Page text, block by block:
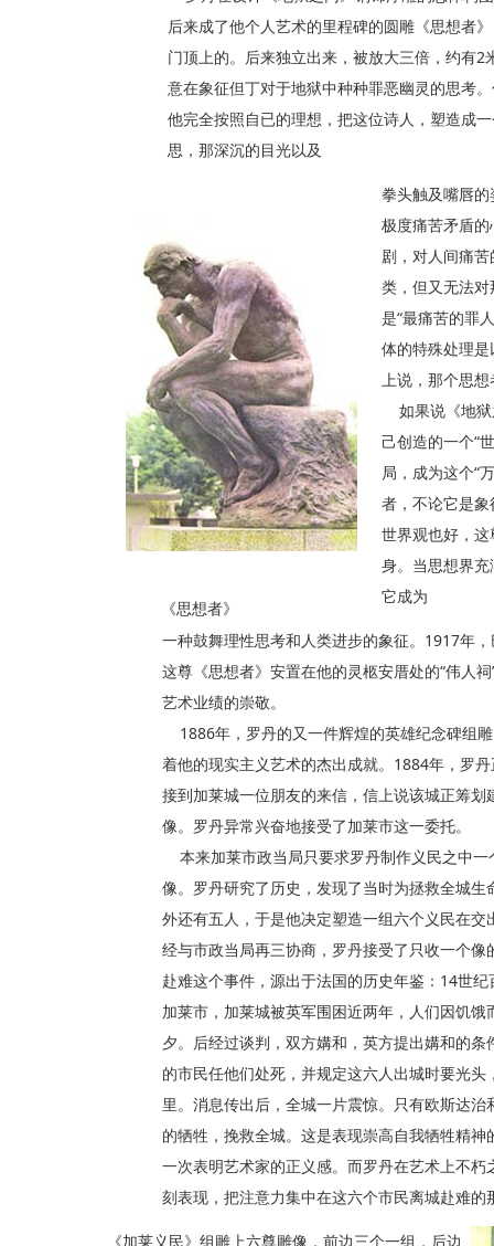
后来成了他个人艺术的里程碑的圆雕《思想者
门顶上的。后来独立出来，被放大三倍，约有
意在象征但丁对于地狱中种种罪恶幽灵的思考
他完全按照自已的理想，把这位诗人，塑造成
思，那深沉的目光以及
拳头触及嘴唇
极度痛苦矛盾
剧，对人间痛
类，但又无法
是“最痛苦的罪
体的特殊处理
上说，那个思
如果说《地狱
己创造的一个“
局，成为这个“
者，不论它是
世界观也好，
身。当思想界
它成为
《思想者》
一种鼓舞理性思考和人类进步的象征。1917年
这尊《思想者》安置在他的灵柩安厝处的“伟人
艺术业绩的崇敬。
1886年，罗丹的又一件辉煌的英雄纪念碑组
着他的现实主义艺术的杰出成就。1884年，罗
接到加莱城一位朋友的来信，信上说该城正筹
像。罗丹异常兴奋地接受了加莱市这一委托。
本来加莱市政当局只要求罗丹制作义民之中一
像。罗丹研究了历史，发现了当时为拯救全城
外还有五人，于是他决定塑造一组六个义民在
经与市政当局再三协商，罗丹接受了只收一个
赴难这个事件，源出于法国的历史年鉴：14世
加莱市，加莱城被英军围困近两年，人们因饥
夕。后经过谈判，双方媾和，英方提出媾和的
的市民任他们处死，并规定这六人出城时要光
里。消息传出后，全城一片震惊。只有欧斯达
的牺牲，挽救全城。这是表现崇高自我牺牲精
一次表明艺术家的正义感。而罗丹在艺术上不
刻表现，把注意力集中在这六个市民离城赴难的
《加莱义民》组雕上六尊雕像，前边三个一组，后边